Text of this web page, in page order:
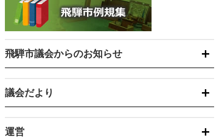
飛騨市議会からのお知らせ
議会だより
運営